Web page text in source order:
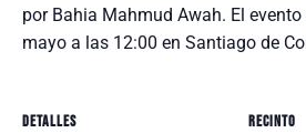
por Bahia Mahmud Awah. El
mayo a las 12:00 en Santiago de
DETALLES RECINTO